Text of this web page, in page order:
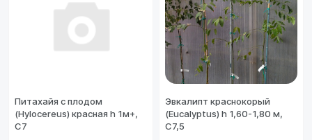
Питахайя с плодом
(Hylocereus) красная h 1м+,
С7
Эвкалипт краснокорый
(Eucalyptus) h 1,60-1,80 м,
С7,5